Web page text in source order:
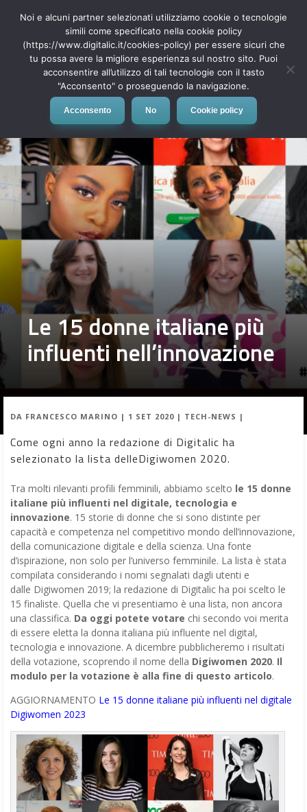
MENU
Le 15 donne italiane più
influenti nell’innovazione
DA FRANCESCO MARINO | 1 SET 2020 | TECH-NEWS |
Come ogni anno la redazione di Digitalic ha
selezionato la lista delleDigiwomen 2020.
Tra molti rilevanti profili femminili, abbiamo scelto le 15 donne
italiane più influenti nel digitale, tecnologia e
innovazione. 15 storie di donne che si sono distinte per
capacità e competenza nel competitivo mondo dell’innovazione,
della comunicazione digitale e della scienza. Una fonte
d’ispirazione, non solo per l’universo femminile. La lista è stata
compilata considerando i nomi segnalati dagli utenti e
dalle Digiwomen 2019; la redazione di Digitalic ha poi scelto le
15 finaliste. Quella che vi presentiamo è una lista, non ancora
una classifica. Da oggi potete votare chi secondo voi merita
di essere eletta la donna italiana più influente nel digital,
tecnologia e innovazione. A dicembre pubblicheremo i risultati
della votazione, scoprendo il nome della Digiwomen 2020. Il
modulo per la votazione è alla fine di questo articolo.
AGGIORNAMENTO Le 15 donne italiane più influenti nel digitale
Digiwomen 2023
Noi e alcuni partner selezionati utilizziamo cookie o tecnologie
simili come specificato nella cookie policy
(https://www.digitalic.it/cookies-policy) per essere sicuri che
tu possa avere la migliore esperienza sul nostro sito. Puoi
acconsentire all’utilizzo di tali tecnologie con il tasto
"Acconsento" o proseguendo la navigazione.
Acconsento No Cookie policy